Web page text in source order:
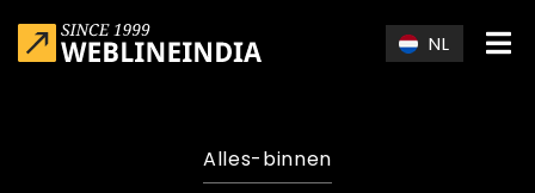
NL
Alles-binnen